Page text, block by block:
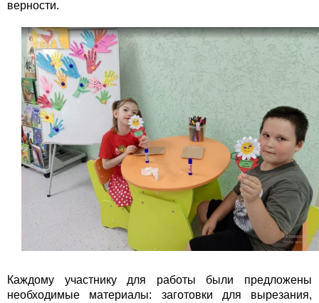
верности.
Каждому участнику для работы были предложены
необходимые материалы: заготовки для вырезания,